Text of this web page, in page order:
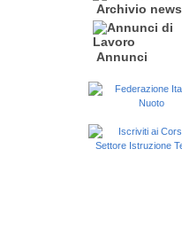
Archivio news
Annunci